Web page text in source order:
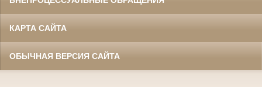
КАРТА САЙТА
ОБЫЧНАЯ ВЕРСИЯ САЙТА